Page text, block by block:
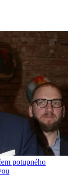
potupného